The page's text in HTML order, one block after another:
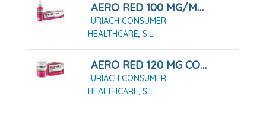
AERO RED 100 MG/ML GOTAS ORALES 25 ML
URIACH CONSUMER
HEALTHCARE, S.L.
AERO RED 120 MG COMPRIMIDOS MASTICABLES SABOR MENTA, 40 COMPRIMIDOS
URIACH CONSUMER
HEALTHCARE, S.L.